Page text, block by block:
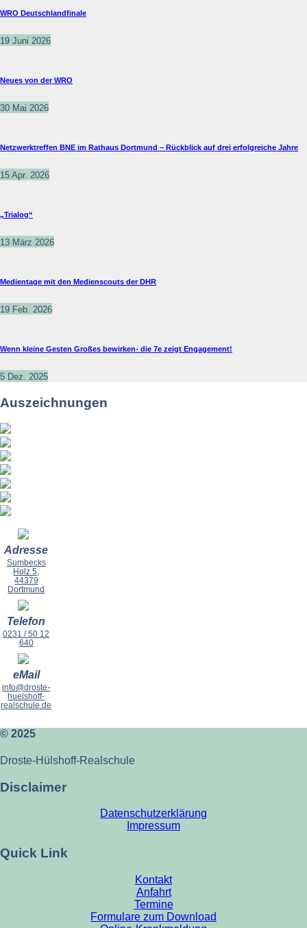
WRO Deutschlandfinale
19 Juni 2026
Neues von der WRO
30 Mai 2026
Netzwerktreffen BNE im Rathaus Dortmund – Rückblick auf drei erfolgreiche Jahre
15 Apr. 2026
„Trialog“
13 März 2026
Medientage mit den Medienscouts der DHR
19 Feb. 2026
Wenn kleine Gesten Großes bewirken- die 7e zeigt Engagement!
5 Dez. 2025
Auszeichnungen
Adresse
Sumbecks
Holz 5,
44379
Dortmund
Telefon
0231 / 50 12
640
eMail
info@droste-
huelshoff-
realschule.de
© 2025
Droste-Hülshoff-Realschule
Disclaimer
Datenschutzerklärung
Impressum
Quick Link
Kontakt
Anfahrt
Termine
Formulare zum Download